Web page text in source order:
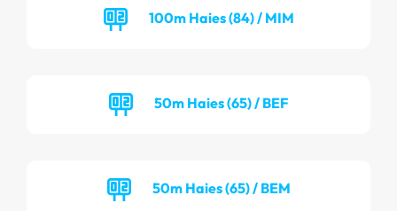
100m Haies (84) / MIM
50m Haies (65) / BEF
50m Haies (65) / BEM